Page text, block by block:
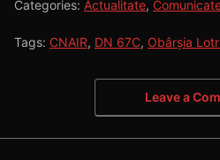
Categories: Actualitate,
Tags: CNAIR, DN 67C, Obârșia
Leave a